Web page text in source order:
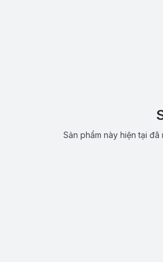
Sản phẩm này hiện tại